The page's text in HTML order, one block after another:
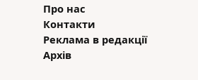
Про нас
Контакти
Реклама в редакції
Архів